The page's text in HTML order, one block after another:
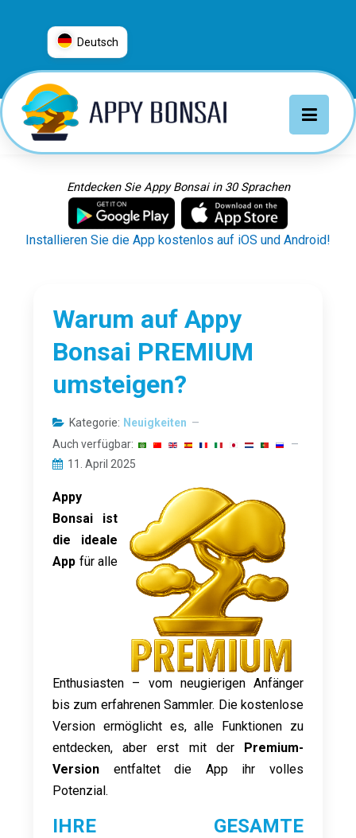
Deutsch
العربية
普通话
Deutsch
Français
Italiano
日本語
Русский
Entdecken Sie Appy Bonsai in 30 Sprachen
Installieren Sie die App kostenlos auf iOS und Android!
Warum auf Appy
Bonsai PREMIUM
umsteigen?
Kategorie: Neuigkeiten
Auch verfügbar:
11. April 2025
Appy
Bonsai ist
die ideale
App für alle
Enthusiasten – vom neugierigen Anfänger
bis zum erfahrenen Sammler. Die kostenlose
Version ermöglicht es, alle Funktionen zu
entdecken, aber erst mit der Premium-
Version entfaltet die App ihr volles
Potenzial.
IHRE GESAMTE